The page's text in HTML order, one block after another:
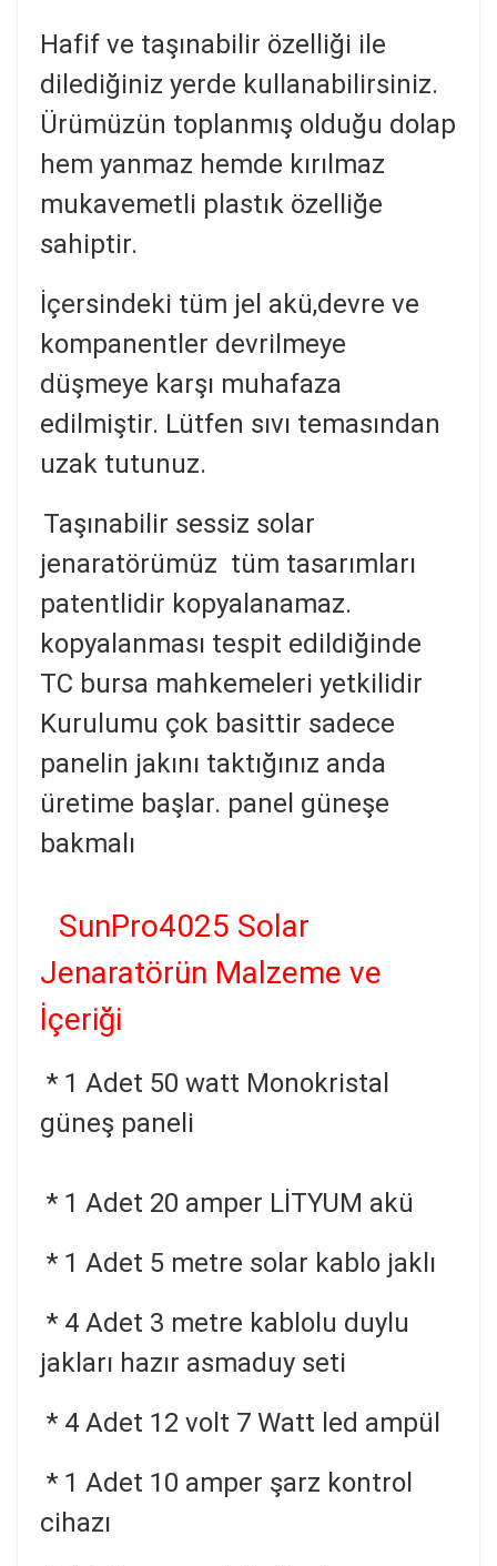
Hafif ve taşınabilir özelliği ile
dilediğiniz yerde kullanabilirsiniz.
Ürümüzün toplanmış olduğu dolap
hem yanmaz hemde kırılmaz
mukavemetli plastık özelliğe
sahiptir.
İçersindeki tüm jel akü,devre ve
kompanentler devrilmeye
düşmeye karşı muhafaza
edilmiştir. Lütfen sıvı temasından
uzak tutunuz.
Taşınabilir sessiz solar
jenaratörümüz tüm tasarımları
patentlidir kopyalanamaz.
kopyalanması tespit edildiğinde
TC bursa mahkemeleri yetkilidir
Kurulumu çok basittir sadece
panelin jakını taktığınız anda
üretime başlar. panel güneşe
bakmalı
SunPro4025 Solar
Jenaratörün Malzeme ve
İçeriği
* 1 Adet 50 watt Monokristal
güneş paneli
* 1 Adet 20 amper LİTYUM akü
* 1 Adet 5 metre solar kablo jaklı
* 4 Adet 3 metre kablolu duylu
jakları hazır asmaduy seti
* 4 Adet 12 volt 7 Watt led ampül
* 1 Adet 10 amper şarz kontrol
cihazı